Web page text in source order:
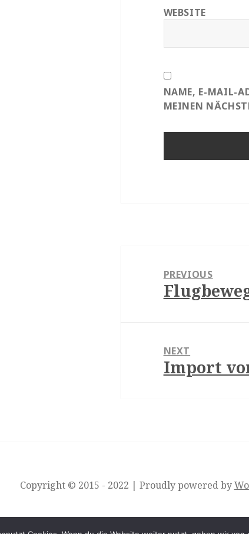
WEBSITE
NAME, E-MAIL-
MEINEN
PREVIOUS
Previous
NEXT
Next
Import
Copyright © 2015 - 2022 | Proudly powered by